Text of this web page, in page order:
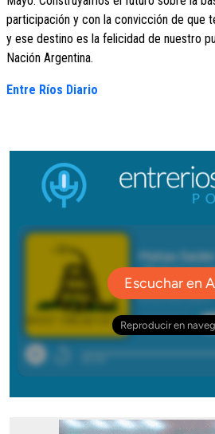
participación y con la convicción de que
y ese destino es la felicidad de nuestro
Nación Argentina.
Entre Ríos Diario